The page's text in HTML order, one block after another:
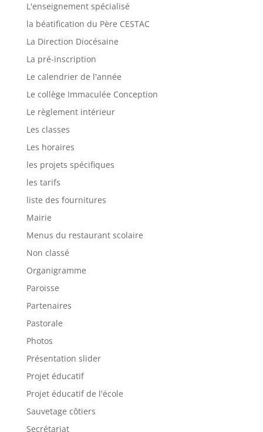
L'enseignement spécialisé
la béatification du Père CESTAC
La Direction Diocésaine
La pré-inscription
Le calendrier de l'année
Le collège Immaculée Conception
Le règlement intérieur
Les classes
Les horaires
les projets spécifiques
les tarifs
liste des fournitures
Mairie
Menus du restaurant scolaire
Non classé
Organigramme
Paroisse
Partenaires
Pastorale
Photos
Présentation slider
Projet éducatif
Projet éducatif de l'école
Sauvetage côtiers
Secrétariat